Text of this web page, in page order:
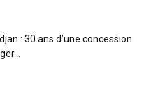
: 30 ans d’une concession